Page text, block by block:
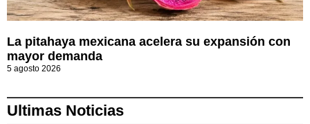
La pitahaya mexicana acelera su expansión con
mayor demanda
5 agosto 2026
Ultimas Noticias